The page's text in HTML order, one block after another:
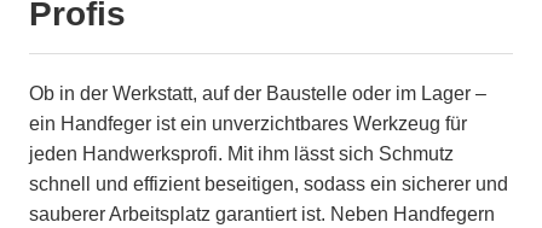
Profis
Ob in der Werkstatt, auf der Baustelle oder im Lager –
ein Handfeger ist ein unverzichtbares Werkzeug für
jeden Handwerksprofi. Mit ihm lässt sich Schmutz
schnell und effizient beseitigen, sodass ein sicherer und
sauberer Arbeitsplatz garantiert ist. Neben Handfegern